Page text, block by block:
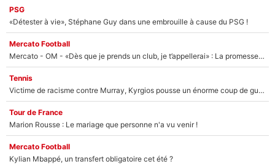
PSG
«Détester à vie», Stéphane Guy dans une embrouille à cause du PSG !
Mercato Football
Mercato - OM - «Dès que je prends un club, je t’appellerai» : La promesse de Marcelino au moment de claquer la porte
Tennis
Victime de racisme contre Murray, Kyrgios pousse un énorme coup de gueule !
Tour de France
Marion Rousse : Le mariage que personne n'a vu venir !
Mercato Football
Kylian Mbappé, un transfert obligatoire cet été ?